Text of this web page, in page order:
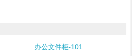
办公文件柜-101